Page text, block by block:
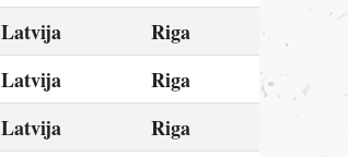
Latvija
Riga
Latvija
Riga
Latvija
Riga